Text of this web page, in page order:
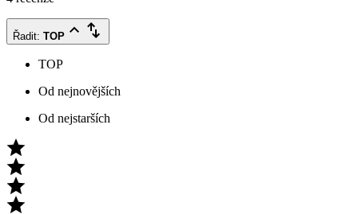
Řadit: TOP
TOP
Od nejnovějších
Od nejstarších